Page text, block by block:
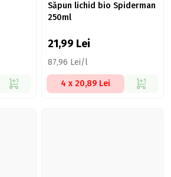
Săpun lichid bio Spiderman
250ml
21,99 Lei
87,96 Lei/l
4 x 20,89 Lei